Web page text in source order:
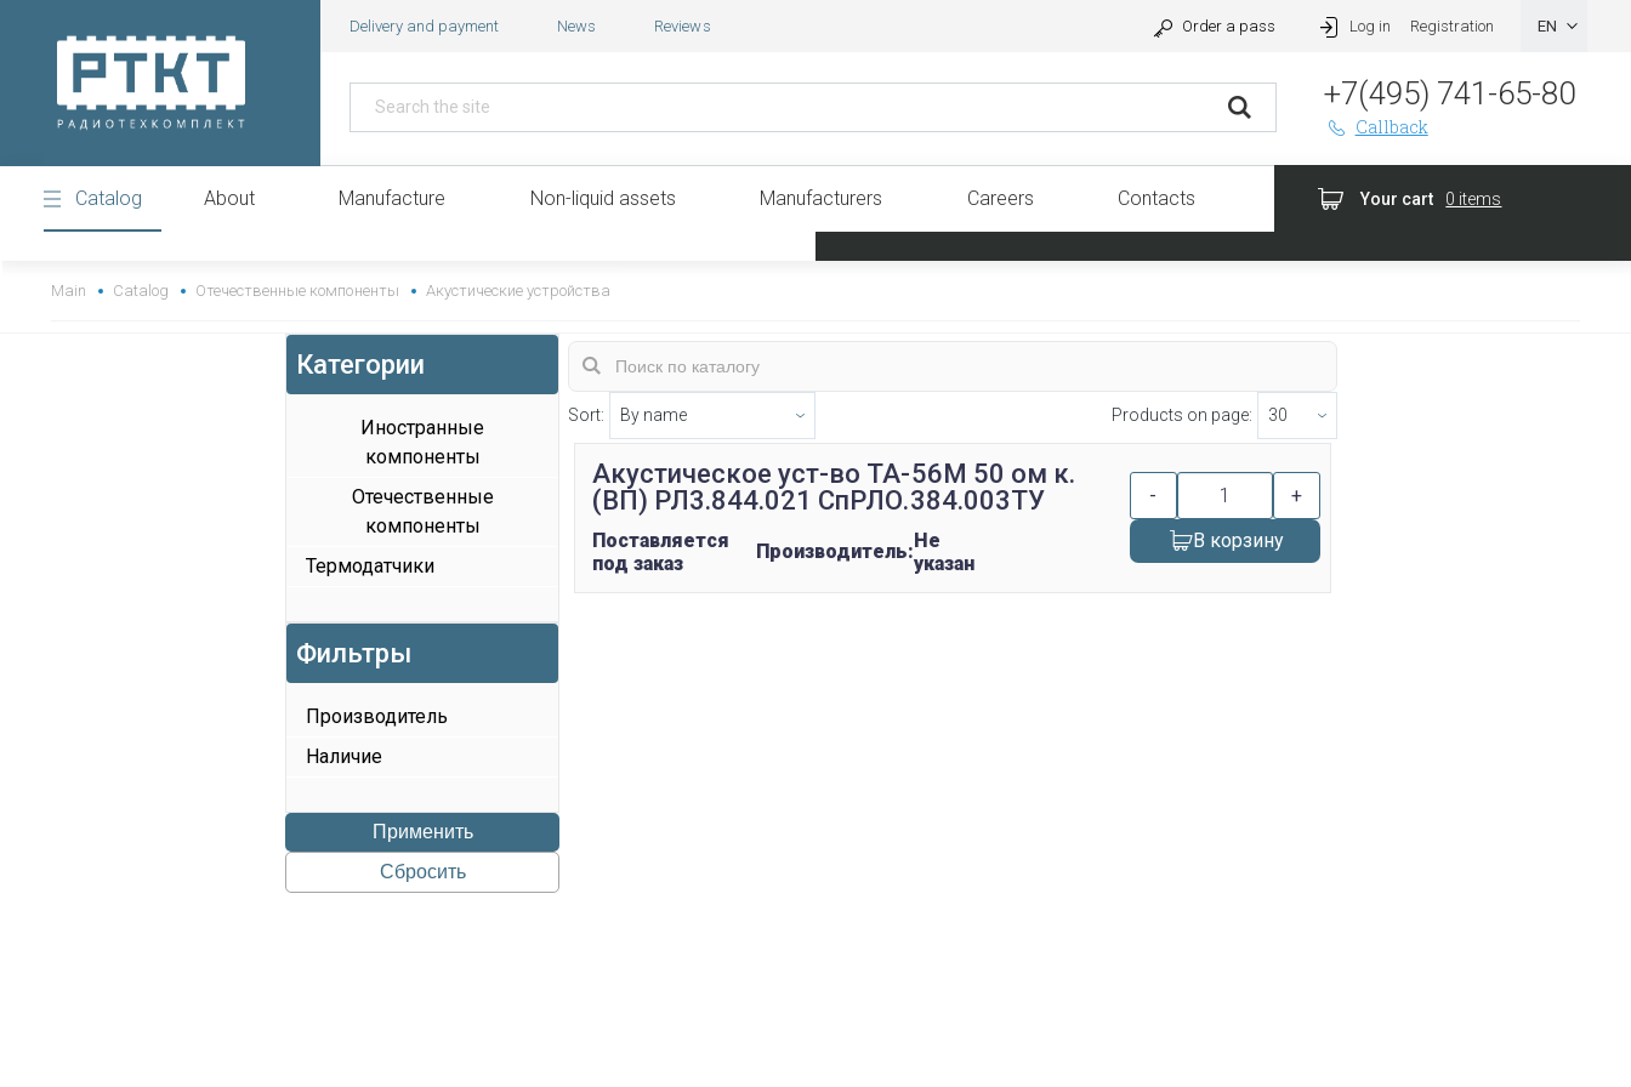
Delivery and payment News Reviews Order a pass Log in Registration
+7(495) 741-65-80
Callback
Catalog About Manufacture Non-liquid assets Manufacturers Careers Contacts Your cart 0 items
Main Catalog Отечественные компоненты Акустические устройства
Категории
Иностранные
компоненты
Отечественные
компоненты
Термодатчики
Фильтры
Производитель
Наличие
Применить
Сбросить
Sort: Products on page:
Акустическое уст-во ТА-56М 50 ом к.
(ВП) РЛ3.844.021 СпРЛО.384.003ТУ
Поставляется
под заказ
Производитель:Не
указан
-
+
В корзину